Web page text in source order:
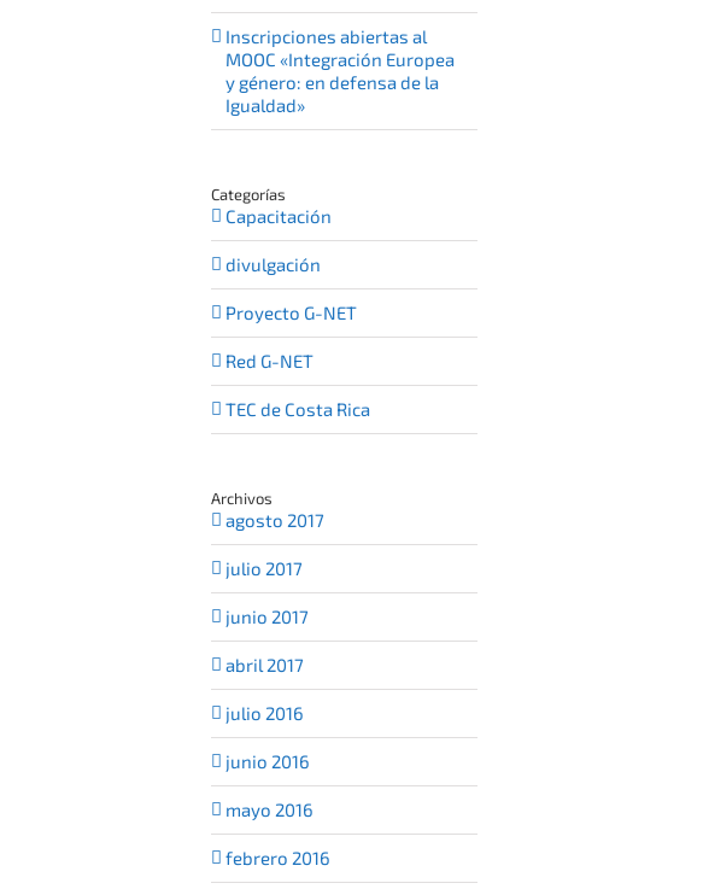
Inscripciones abiertas al
MOOC «Integración Europea
y género: en defensa de la
Igualdad»
Categorías
Capacitación
divulgación
Proyecto G-NET
Red G-NET
TEC de Costa Rica
Archivos
agosto 2017
julio 2017
junio 2017
abril 2017
julio 2016
junio 2016
mayo 2016
febrero 2016